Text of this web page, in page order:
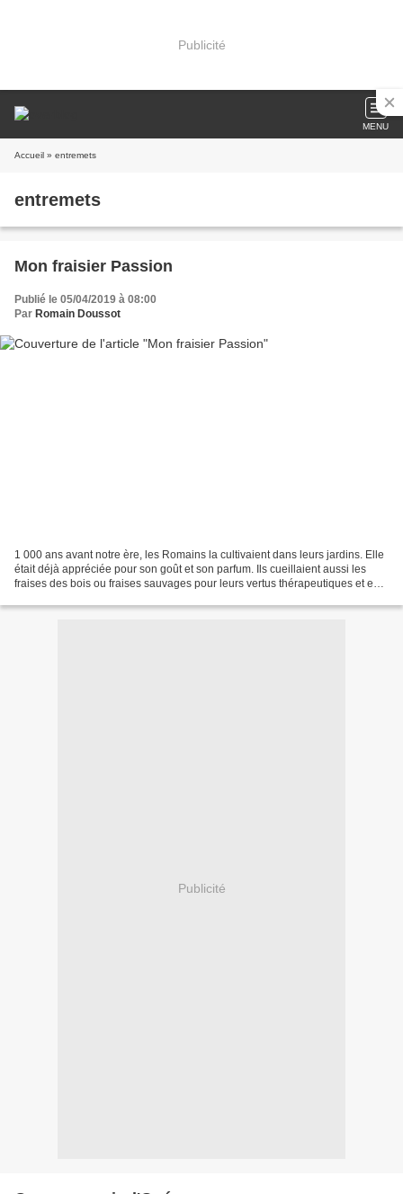
Publicité
MENU
Accueil » entremets
entremets
Mon fraisier Passion
Publié le 05/04/2019 à 08:00
Par Romain Doussot
1 000 ans avant notre ère, les Romains la cultivaient dans leurs jardins. Elle
était déjà appréciée pour son goût et son parfum. Ils cueillaient aussi les
fraises des bois ou fraises sauvages pour leurs vertus thérapeutiques et en
Publicité